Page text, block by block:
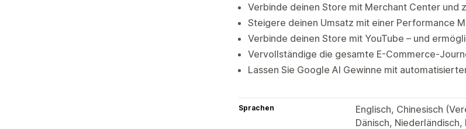
Verbinde deinen Store mit Merchant Center und
Steigere deinen Umsatz mit einer Performance
Verbinde deinen Store mit YouTube – und
Vervollständige die gesamte E-Commerce-
Lassen Sie Google AI Gewinne mit
Sprachen
Englisch, Chinesisch
Dänisch,